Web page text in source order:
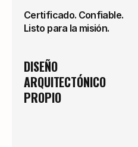
Certificado. Confiable.
Listo para la misión.
DISEÑO
ARQUITECTÓNICO
PROPIO